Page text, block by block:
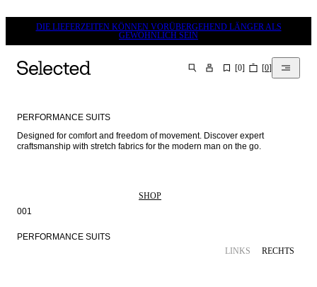
DIE LIEFERZEITEN KÖNNEN VORÜBERGEHEND LÄNGER ALS
GEWÖHNLICH SEIN
SUCHEN [0] [0]
PERFORMANCE SUITS
Designed for comfort and freedom of movement. Discover expert
craftsmanship with stretch fabrics for the modern man on the go.
001
PERFORMANCE SUITS
SHOP
LINKS RECHTS